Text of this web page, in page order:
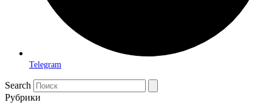
Telegram
Search
Рубрики